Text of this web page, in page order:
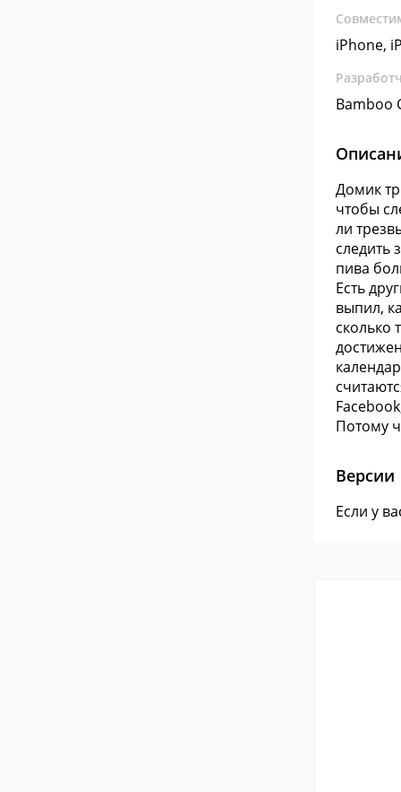
iPhone,
Bamboo
Домик
чтобы
ли
следить
пива
Есть
выпил,
сколько
Потому
Версии
Если у